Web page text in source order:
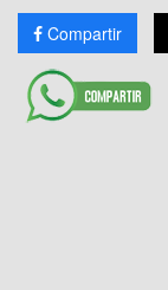
Compartir